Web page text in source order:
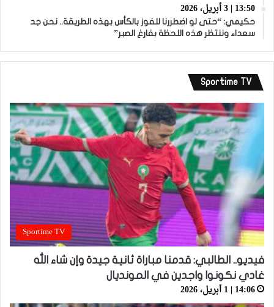
13:50 | 3 أبريل، 2026
حكيمي: “حتى لو اضطررنا للفوز بالكأس بهذه الطريقة.. نحن جد
سعداء وننتظر هذه اللحظة بفارغ الصبر”
Sportime TV
Sportime TV
فيديو.. الطالبي: قدمنا مباراة ثانية جيدة وإن شاء الله
غادي نكونوا واجدين في المونديال
14:06 | 1 أبريل، 2026